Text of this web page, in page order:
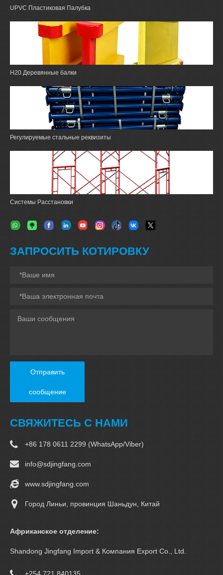
UPVC Пластиковая Палубка
H20 Деревянные балки
Регулируемые стальные реквизиты
Системы Расстановки
ЗАПРОСИТЬ КОТИРОВКУ
Отправить
сообщение
СВЯЖИТЕСЬ С НАМИ
+86 178 0611 2299 (WhatsApp/Viber)
info@sdjingfang.com
www.sdjingfang.com
Город Линьи, провинция Шаньдун, Китай
Африканское отделение:
Shandong Jingfang Import & Компания Export Co., Ltd.
+254 721 840135